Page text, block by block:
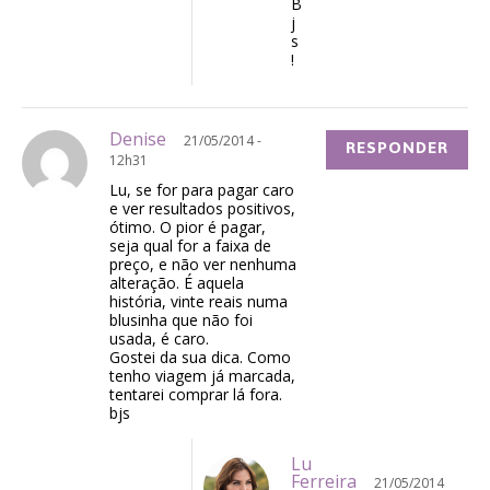
B
j
s
!
Denise
21/05/2014 -
12h31
Lu, se for para pagar caro
e ver resultados positivos,
ótimo. O pior é pagar,
seja qual for a faixa de
preço, e não ver nenhuma
alteração. É aquela
história, vinte reais numa
blusinha que não foi
usada, é caro.
Gostei da sua dica. Como
tenho viagem já marcada,
tentarei comprar lá fora.
bjs
RESPONDER
Lu
Ferreira
21/05/2014